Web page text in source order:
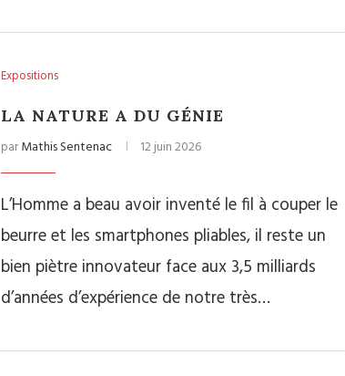
Expositions
LA NATURE A DU GÉNIE
parMathis Sentenac 12 juin 2026
L’Homme a beau avoir inventé le fil à couper le
beurre et les smartphones pliables, il reste un
bien piètre innovateur face aux 3,5 milliards
d’années d’expérience de notre très…